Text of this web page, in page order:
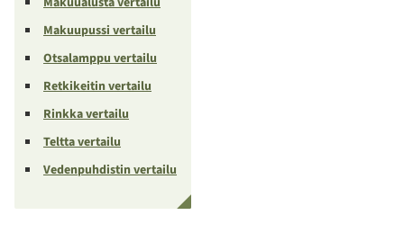
Makuupussi vertailu
Otsalamppu vertailu
Retkikeitin vertailu
Rinkka vertailu
Teltta vertailu
Vedenpuhdistin vertailu